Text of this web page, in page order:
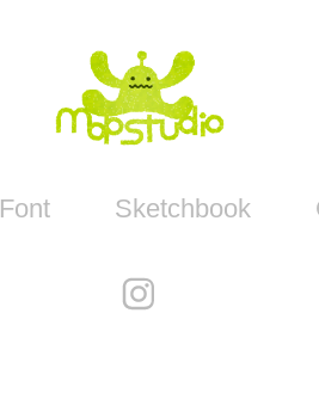
Font Sketchbook